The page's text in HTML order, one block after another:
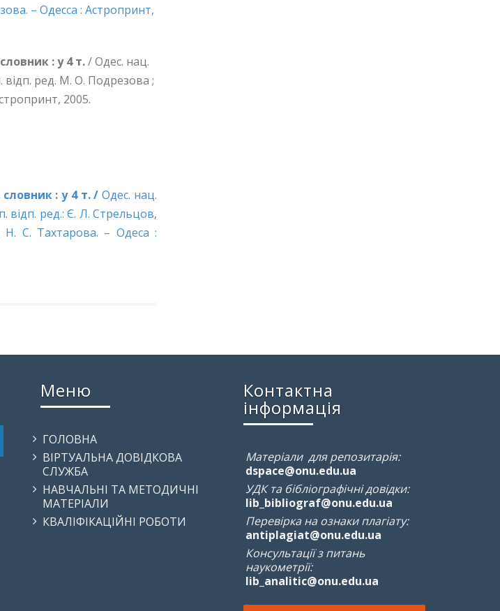
– Одесса : Астропринт,
: у 4 т./ Одес. нац.
відп. ред. М. О. Подрезова ;
2005.
словник : у 4 т. /Одес. нац.
відп. ред.: Є. Л. Стрельцов,
С. Тахтарова. – Одеса :
Меню
ГОЛОВНА
ВІРТУАЛЬНА ДОВІДКОВА
СЛУЖБА
НАВЧАЛЬНІ ТА МЕТОДИЧНІ
МАТЕРІАЛИ
КВАЛІФІКАЦІЙНІ РОБОТИ
Контактна
інформація
Матеріали для репозитарія:
dspace@onu.edu.ua
УДК та бібліографічні довідки:
lib_bibliograf@onu.edu.ua
Перевірка на ознаки плагіату:
antiplagiat@onu.edu.ua
Консультації з питань
наукометрії:
lib_analitic@onu.edu.ua